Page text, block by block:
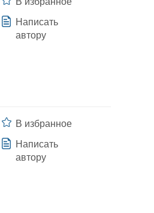
Написать
автору
В избранное
Написать
автору